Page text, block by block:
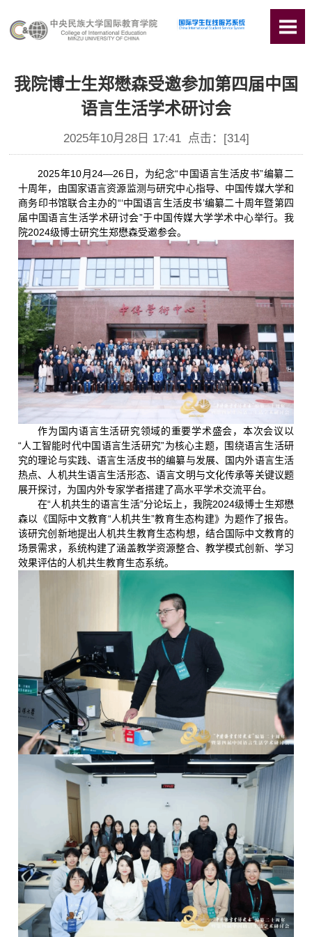
我院博士生郑懋森受邀参加第四届中国
语言生活学术研讨会
2025年10月28日 17:41 点击：[314]
2025年10月24—26日，为纪念“中国语言生活皮书”编纂二
十周年，由国家语言资源监测与研究中心指导、中国传媒大学和
商务印书馆联合主办的“‘中国语言生活皮书’编纂二十周年暨第四
届中国语言生活学术研讨会”于中国传媒大学学术中心举行。我
院2024级博士研究生郑懋森受邀参会。
作为国内语言生活研究领域的重要学术盛会，本次会议以
“人工智能时代中国语言生活研究”为核心主题，围绕语言生活研
究的理论与实践、语言生活皮书的编纂与发展、国内外语言生活
热点、人机共生语言生活形态、语言文明与文化传承等关键议题
展开探讨，为国内外专家学者搭建了高水平学术交流平台。
在“人机共生的语言生活”分论坛上，我院2024级博士生郑懋
森以《国际中文教育“人机共生”教育生态构建》为题作了报告。
该研究创新地提出人机共生教育生态构想，结合国际中文教育的
场景需求，系统构建了涵盖教学资源整合、教学模式创新、学习
效果评估的人机共生教育生态系统。